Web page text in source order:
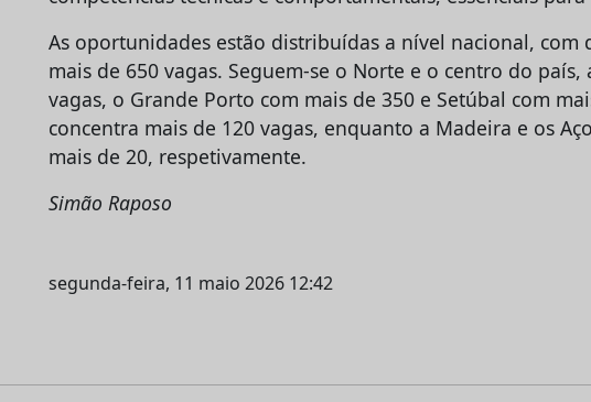
As oportunidades estão distribuídas a nível nacional, com
mais de 650 vagas. Seguem-se o Norte e o centro do país,
vagas, o Grande Porto com mais de 350 e Setúbal com
concentra mais de 120 vagas, enquanto a Madeira e os
mais de 20, respetivamente.
Simão Raposo
segunda-feira, 11 maio 2026 12:42